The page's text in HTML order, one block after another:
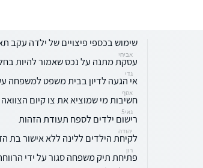
שימוש בכספי פיצויים של ילדה עקב
אביחי
עסקת מתנה על נכס שאמור להיות
גדי
אי הגעה לדיון בבית משפט למשפחה
אסף
חשיבות מי שמוציא את צו קיום הצוואה
גאי5
רישום ילדים לספח תעודת הזהות
יהודה
לקיחת הילדים ללינה ללא אישור בת
רון
פתיחת תיק משפחה סגור על ידי